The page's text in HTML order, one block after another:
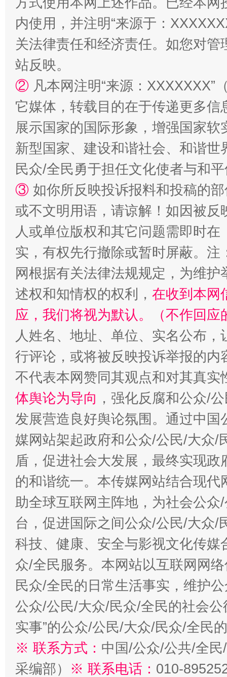
国家大学科技园优化重塑工作
扯下公款旅游的“隐身衣” 如何以
“蜀中异人”王建安的艺术幻境
内使用，并注明“来源于：
关法律责任和经济责任。如您对
站反映。
② 凡本网注明“来源：
它媒体，转载目的在于传递更多
展示国家的国际形象，增强国家
新型国家、建设和谐社会、和谐
民众/全民勇于担任文化使者与和
③ 如你所反映投诉报料和投稿的
或不文明用语，请谅解！如因被
人或单位版权和其它问题需即时在
实，有权先行撤除或暂时屏蔽。
网根据有关法律法规规定，为维
述权和知情权的权利， 在收到本网
应，我们将视为默认。（不作回应
人姓名、地址、单位、实名公布
行评论，或将被反映投诉举报的
不代表本网赞同其观点和对其真实
体舆论为导向 ，强化反腐和公众/
发展营造良好舆论氛围。通过中
媒网站架起政府和公众/公民/大众/
盾，促进社会大发展，最终实现
的和谐统一。本传媒网站结合现
助全球互联网主阵地，为社会公
台，促进国际之间公众/公民/大众/
科技、健康、安全与影视文化传
众/全民服务。本网站以互联网网
民众/全民的日常生活事实，维护
公众/公民/大众/民众/全民的社会公
实事”的公众/公民/大众/民众/全民
※ 联系方式： 中国/公众/公共/全
采编部） ※ 联系电话： 010-